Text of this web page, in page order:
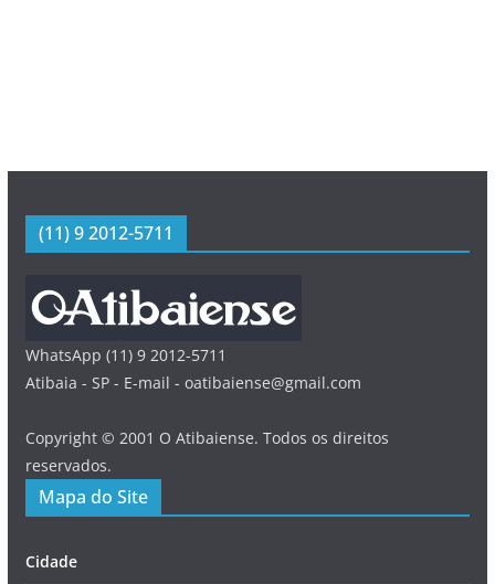
(11) 9 2012-5711
WhatsApp (11) 9 2012-5711
Atibaia - SP - E-mail - oatibaiense@gmail.com
Copyright © 2001 O Atibaiense. Todos os direitos
reservados.
Mapa do Site
Cidade